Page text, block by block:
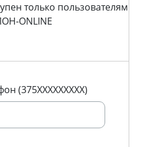
только пользователям
ONLINE
(375XXXXXXXXX)